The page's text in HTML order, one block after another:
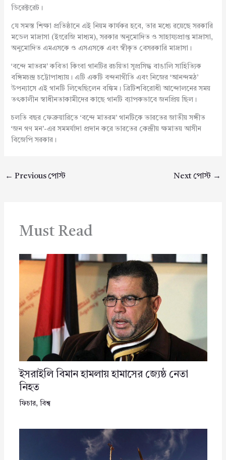
ডিরেক্টরেট।
যে সমস্ত শিক্ষা প্রতিষ্ঠানে এই নিয়ম কার্যকর হবে, তার মধ্যে রয়েছে সরকারি
মডেল মাদ্রাসা (ইংরেজি মাধ্যম), সরকার অনুমোদিত ও সাহায্যপ্রাপ্ত মাদ্রাসা,
অনুমোদিত এমএসকে ও এসএসকে এবং স্বীকৃত বেসরকারি মাদ্রাসা।
‘বন্দে মাতরম’ কবিতা কিংবা গানটির রচয়িতা সুপ্রসিদ্ধ বাঙালি সাহিত্যিক
বঙ্গিমচন্দ্র চট্টোপাধ্যায়। এটি একটি বন্দনাগীতি এবং নিজের ‘আনন্দমঠ’
উপন্যাসে এই গানটি লিখেছিলেন বঙ্কিম। ব্রিটিশবিরোধী আন্দোলনের সময়
তৎকালীন স্বাধীনতাকামীদের কাছে গানটি ব্যাপকভাবে জনপ্রিয় ছিল।
চলতি বছর ফেব্রুয়ারিতে ‘বন্দে মাতরম’ গানটিকে ভারতের জাতীয় সঙ্গীত
‘জন গণ মন’-এর সমমর্যাদা প্রদান করে ভারতের কেন্দ্রীয় ক্ষমাতয় আসীন
বিজেপি সরকার।
← Previous পোস্ট Next পোস্ট →
Must Read
ইসরাইলি বিমান হামলায় হামাসের জ্যেষ্ঠ নেতা
নিহত
ফিচার, বিশ্ব